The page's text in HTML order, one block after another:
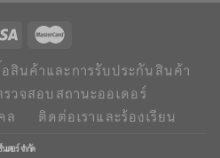
สินค้าและการรับประกันสินค้า
วจสอบสถานะออเดอร์
ล
ติดต่อเราและร้องเรียน
เตอร์ จํากัด